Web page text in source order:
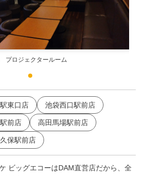
プロジェクタールーム
東口店 池袋西口駅前店
前店 高田馬場駅前店
保駅前店
ビッグエコーはDAM直営店だから、全